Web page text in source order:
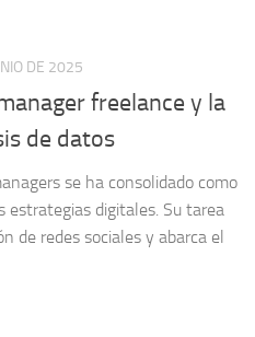
DE 2025
freelance y la
de datos
se ha consolidado como
estrategias digitales. Su tarea
de redes sociales y abarca el